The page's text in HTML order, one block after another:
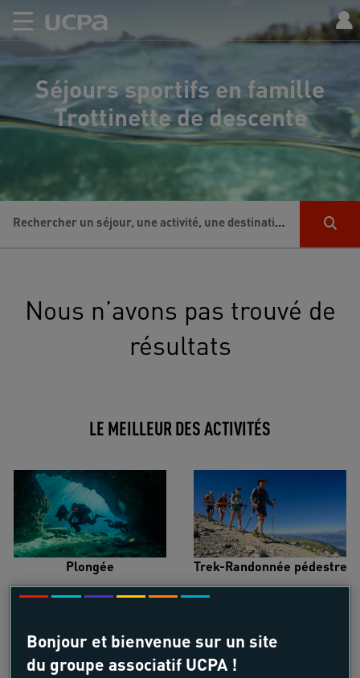
Séjours sportifs en famille
Trottinette de descente
Rechercher un séjour, une activité, une destination...
Nous n’avons pas trouvé de
résultats
LE MEILLEUR DES ACTIVITÉS
Plongée Trek-Randonnée pédestre
Bonjour et bienvenue sur un site
du groupe associatif UCPA !